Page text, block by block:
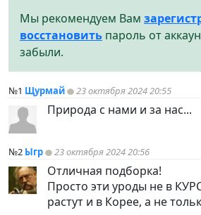
Мы рекомендуем Вам
восстановить пароль от
забыли.
№1 Щурмай 23 октября 2024 20:55
Природа с нами и за нас...
№2 Ыгр 23 октября 2024 20:56
Отличная подборка!
Просто эти уроды не в
растут и в Корее, а не